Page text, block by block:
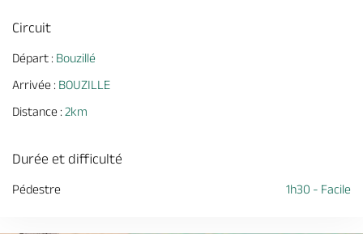
Circuit
Départ : Bouzillé
Arrivée : BOUZILLE
Distance :2km
Durée et difficulté
Pédestre 1h30 - Facile